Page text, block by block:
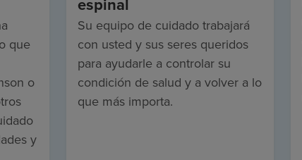
que
o
y
espinal
Su equipo de cuidado trabajará
con usted y sus seres queridos
para ayudarle a controlar su
condición de salud y a volver a lo
que más importa.